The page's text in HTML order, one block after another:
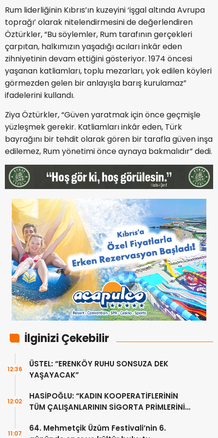
Rum liderliğinin Kıbrıs’ın kuzeyini ‘işgal altında Avrupa
toprağı’ olarak nitelendirmesini de değerlendiren
Öztürkler, “Bu söylemler, Rum tarafının gerçekleri
çarpıtan, halkımızın yaşadığı acıları inkâr eden
zihniyetinin devam ettiğini gösteriyor. 1974 öncesi
yaşanan katliamları, toplu mezarları, yok edilen köyleri
görmezden gelen bir anlayışla barış kurulamaz”
ifadelerini kullandı.
Ziya Öztürkler, “Güven yaratmak için önce geçmişle
yüzleşmek gerekir. Katliamları inkâr eden, Türk
bayrağını bir tehdit olarak gören bir tarafla güven inşa
edilemez, Rum yönetimi önce aynaya bakmalıdır” dedi.
İlginizi Çekebilir
ÜSTEL: “ERENKÖY RUHU SONSUZA DEK
YAŞAYACAK”
12:36
HASİPOĞLU: “KADIN KOOPERATİFLERİNİN
TÜM ÇALIŞANLARININ SİGORTA PRİMLERİNİ
12:02
64. Mehmetçik Üzüm Festivali’nin 6.
11:07